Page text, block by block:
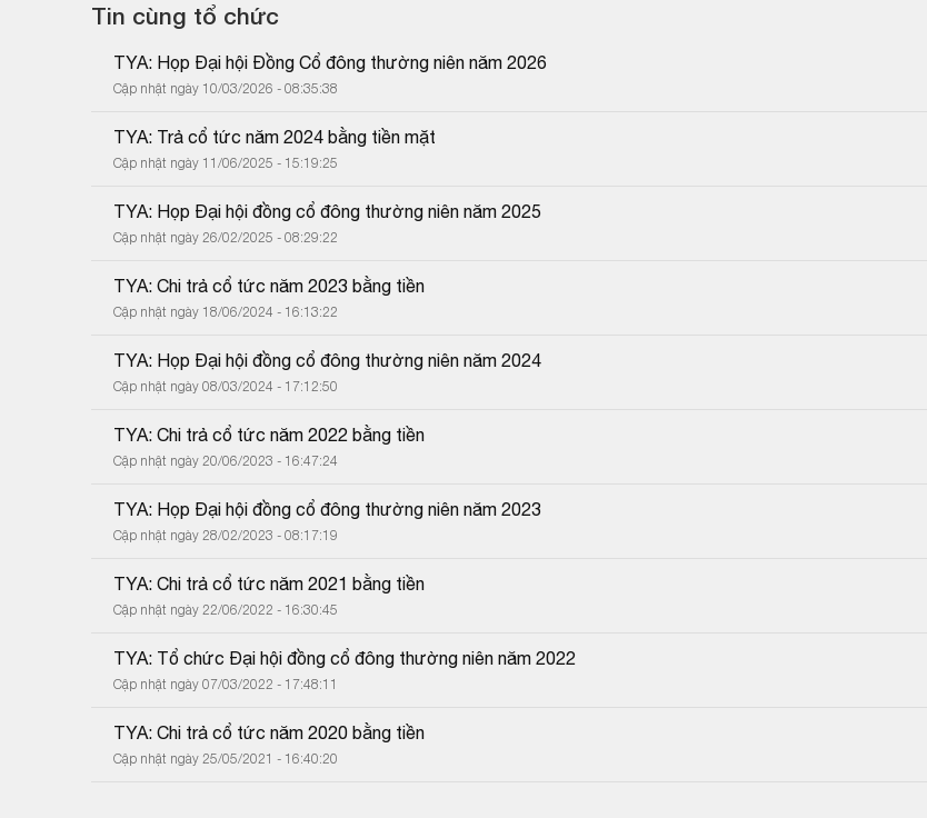
Tin cùng tổ chức
TYA: Họp Đại hội Đồng Cổ đông thường niên năm 2026
Cập nhật ngày 10/03/2026 - 08:35:38
TYA: Trả cổ tức năm 2024 bằng tiền mặt
Cập nhật ngày 11/06/2025 - 15:19:25
TYA: Họp Đại hội đồng cổ đông thường niên năm 2025
Cập nhật ngày 26/02/2025 - 08:29:22
TYA: Chi trả cổ tức năm 2023 bằng tiền
Cập nhật ngày 18/06/2024 - 16:13:22
TYA: Họp Đại hội đồng cổ đông thường niên năm 2024
Cập nhật ngày 08/03/2024 - 17:12:50
TYA: Chi trả cổ tức năm 2022 bằng tiền
Cập nhật ngày 20/06/2023 - 16:47:24
TYA: Họp Đại hội đồng cổ đông thường niên năm 2023
Cập nhật ngày 28/02/2023 - 08:17:19
TYA: Chi trả cổ tức năm 2021 bằng tiền
Cập nhật ngày 22/06/2022 - 16:30:45
TYA: Tổ chức Đại hội đồng cổ đông thường niên năm 2022
Cập nhật ngày 07/03/2022 - 17:48:11
TYA: Chi trả cổ tức năm 2020 bằng tiền
Cập nhật ngày 25/05/2021 - 16:40:20